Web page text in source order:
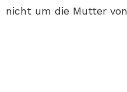
nicht um die Mutter